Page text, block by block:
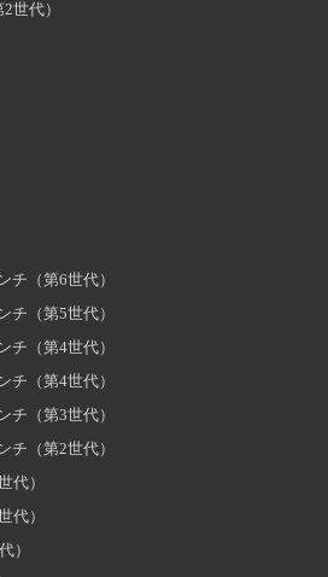
世代）
チ（第6世代）
チ（第5世代）
チ（第4世代）
チ（第4世代）
チ（第3世代）
チ（第2世代）
代）
代）
）